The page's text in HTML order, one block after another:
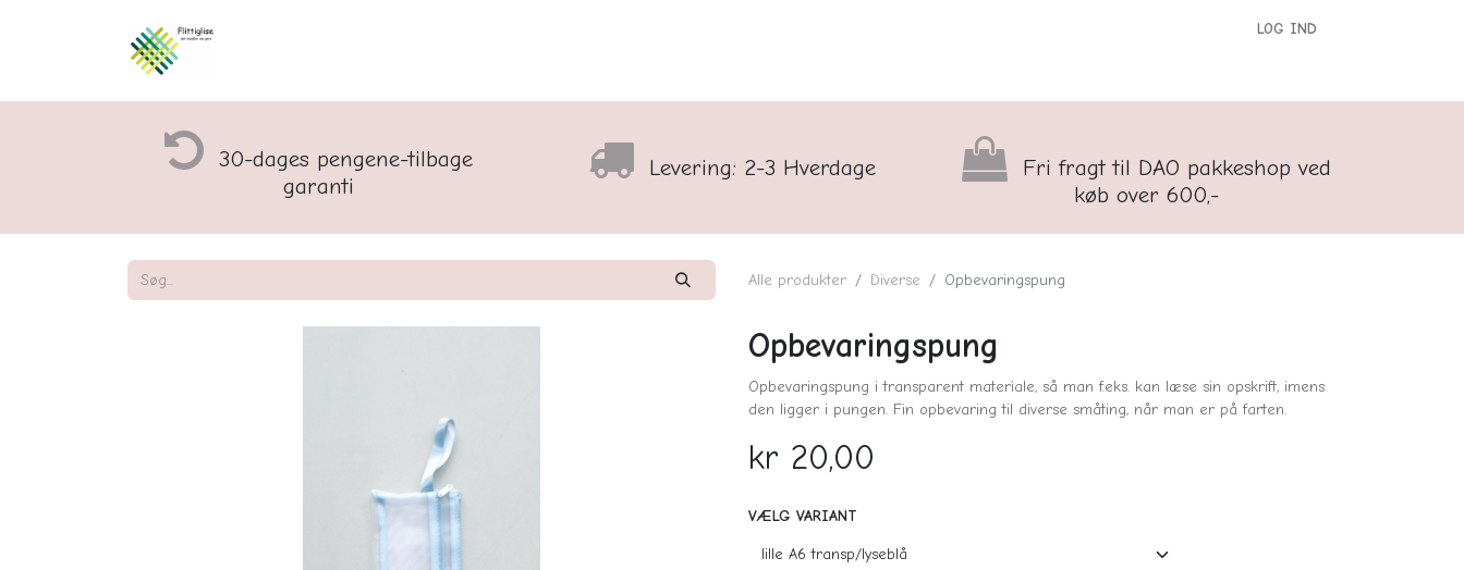
LOG IND
30-dages pengene-tilbage
garanti
Levering: 2-3 Hverdage
Fri fragt til DAO pakkeshop ved
køb over 600,-
Alle produkter Diverse Opbevaringspung
Opbevaringspung
Opbevaringspung i transparent materiale, så man f.eks. kan læse sin opskrift, imens
den ligger i pungen. Fin opbevaring til diverse småting, når man er på farten.
kr 20,00
VÆLG VARIANT